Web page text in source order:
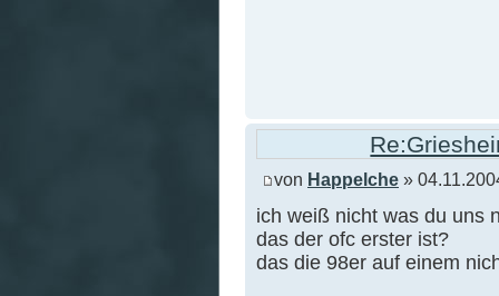
von Happelche »
ich weiß nicht was du uns
das der ofc erster ist?
das die 98er auf einem